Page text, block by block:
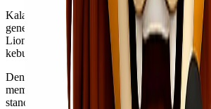
Kalau kamu masih ragu menentukan apakah
general cargo atau special cargo, tidak perlu
Lionel Express siap membantu memberikan
kebutuhan pengiriman kamu.
Dengan pengalaman di bidang logistik dan
memastikan setiap barang ditangani dengan
standar yang berlaku.